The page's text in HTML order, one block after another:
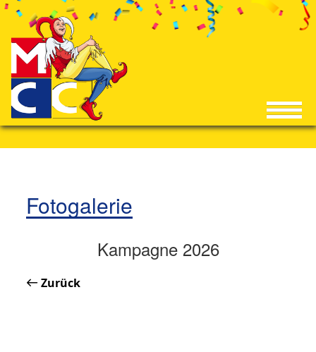
Fotogalerie
Kampagne 2026
Zurück